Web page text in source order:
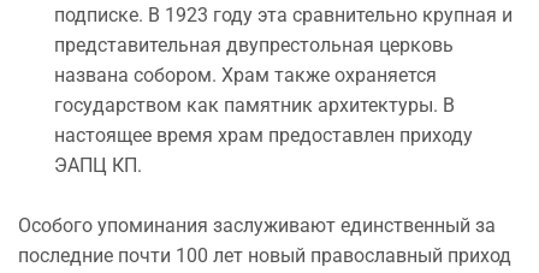
подписке. В 1923 году эта сравнительно крупная и
представительная двупрестольная церковь
названа собором. Храм также охраняется
государством как памятник архитектуры. В
настоящее время храм предоставлен приходу
ЭАПЦ КП.
Особого упоминания заслуживают единственный за
последние почти 100 лет новый православный приход